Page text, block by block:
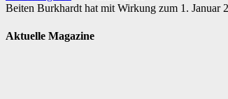
Beiten Burkhardt hat mit Wirkung zum 1. Januar
Aktuelle Magazine